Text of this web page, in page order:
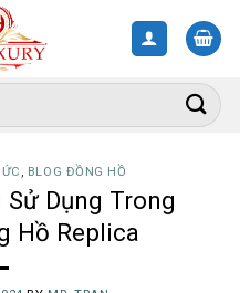
, BLOG ĐỒNG HỒ
Dụng Trong
Hồ Replica